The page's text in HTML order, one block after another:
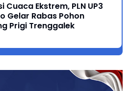
Cuaca Ekstrem, PLN UP3
Gelar Rabas Pohon
Prigi Trenggalek